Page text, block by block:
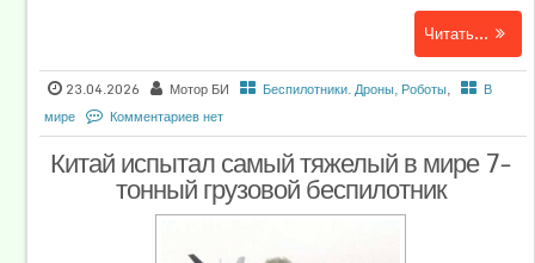
Читать...
23.04.2026 Мотор БИ Беспилотники. Дроны, Роботы,
В
мире
Комментариев нет
Китай испытал самый тяжелый в мире 7-
тонный грузовой беспилотник